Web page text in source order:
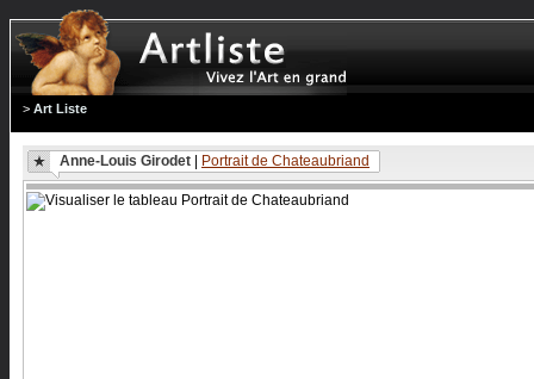
> Art Liste
Anne-Louis Girodet Portrait de Chateaubriand